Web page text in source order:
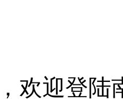
欢迎登陆